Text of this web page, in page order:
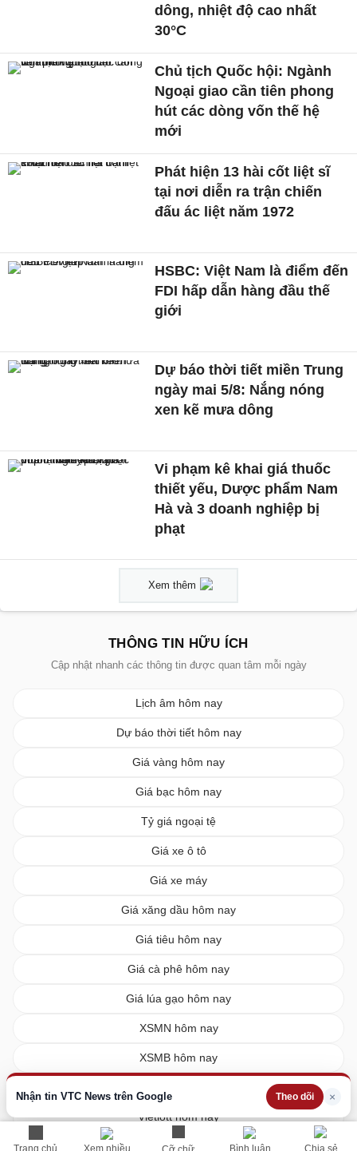
Trang chủ Xem nhiều Bình luận Chia sẻ
Nhận tin VTC News trên Google Theo dõi ×
dông, nhiệt độ cao nhất
30°C
Chủ tịch Quốc hội: Ngành
Ngoại giao cần tiên phong
hút các dòng vốn thế hệ
mới
Phát hiện 13 hài cốt liệt sĩ
tại nơi diễn ra trận chiến
đấu ác liệt năm 1972
HSBC: Việt Nam là điểm đến
FDI hấp dẫn hàng đầu thế
giới
Dự báo thời tiết miền Trung
ngày mai 5/8: Nắng nóng
xen kẽ mưa dông
Vi phạm kê khai giá thuốc
thiết yếu, Dược phẩm Nam
Hà và 3 doanh nghiệp bị
phạt
Xem thêm
THÔNG TIN HỮU ÍCH
Cập nhật nhanh các thông tin được quan tâm mỗi ngày
Lịch âm hôm nay
Dự báo thời tiết hôm nay
Giá vàng hôm nay
Giá bạc hôm nay
Tỷ giá ngoại tệ
Giá xe ô tô
Giá xe máy
Giá xăng dầu hôm nay
Giá tiêu hôm nay
Giá cà phê hôm nay
Giá lúa gạo hôm nay
XSMN hôm nay
XSMB hôm nay
Vietlott hôm nay